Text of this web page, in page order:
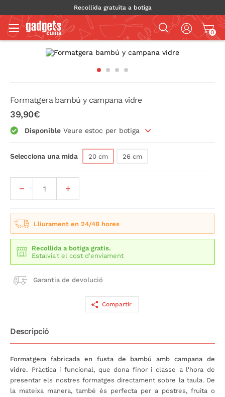
Recollida gratuïta a botiga
0
Formatgera bambú y campana vidre
39,90€
Disponible Veure estoc per botiga
Selecciona una mida 20 cm 26 cm
Lliurament en 24/48 hores
Recollida a botiga gratis.
Estalvia't el cost d'enviament
Garantia de devolució
Compartir
Descripció
Formatgera fabricada en fusta de bambú amb campana de
vidre. Pràctica i funcional, que dona finor i classe a l'hora de
presentar els nostres formatges directament sobre la taula. De
la mateixa manera, també és perfecta per a postres, fruita o